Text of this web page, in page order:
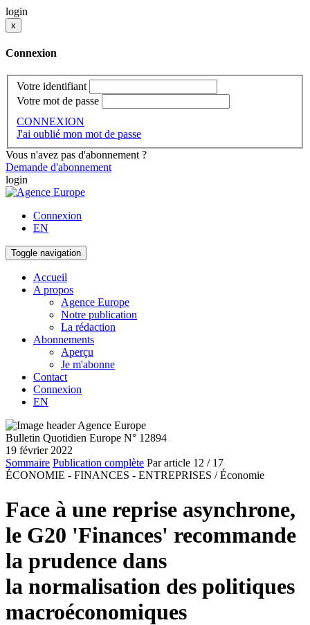
login
x
Connexion
Votre identifiant
Votre mot de passe
CONNEXION
J'ai oublié mon mot de passe
Vous n'avez pas d'abonnement ?
Demande d'abonnement
login
Connexion
EN
Toggle navigation
Accueil
A propos
Agence Europe
Notre publication
La rédaction
Abonnements
Aperçu
Je m'abonne
Contact
Connexion
EN
Bulletin Quotidien Europe N° 12894
19 février 2022
Sommaire Publication complète Par article 12 / 17
ÉCONOMIE - FINANCES - ENTREPRISES / Économie
Face à une reprise asynchrone,
le G20 'Finances' recommande
la prudence dans
la normalisation des politiques
macroéconomiques